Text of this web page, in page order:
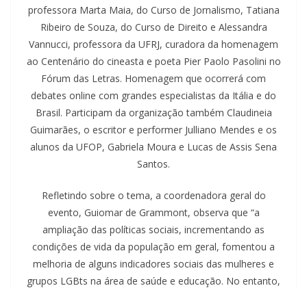
professora Marta Maia, do Curso de Jornalismo, Tatiana
Ribeiro de Souza, do Curso de Direito e Alessandra
Vannucci, professora da UFRJ, curadora da homenagem
ao Centenário do cineasta e poeta Pier Paolo Pasolini no
Fórum das Letras. Homenagem que ocorrerá com
debates online com grandes especialistas da Itália e do
Brasil. Participam da organização também Claudineia
Guimarães, o escritor e performer Julliano Mendes e os
alunos da UFOP, Gabriela Moura e Lucas de Assis Sena
Santos.
Refletindo sobre o tema, a coordenadora geral do
evento, Guiomar de Grammont, observa que “a
ampliação das políticas sociais, incrementando as
condições de vida da população em geral, fomentou a
melhoria de alguns indicadores sociais das mulheres e
grupos LGBts na área de saúde e educação. No entanto,